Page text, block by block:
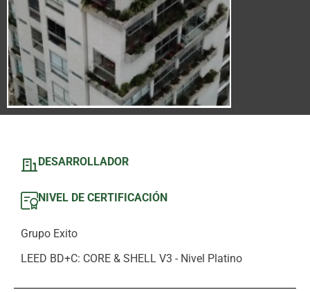
DESARROLLADOR
NIVEL DE CERTIFICACIÓN
Grupo Exito
LEED BD+C: CORE & SHELL V3 - Nivel Platino